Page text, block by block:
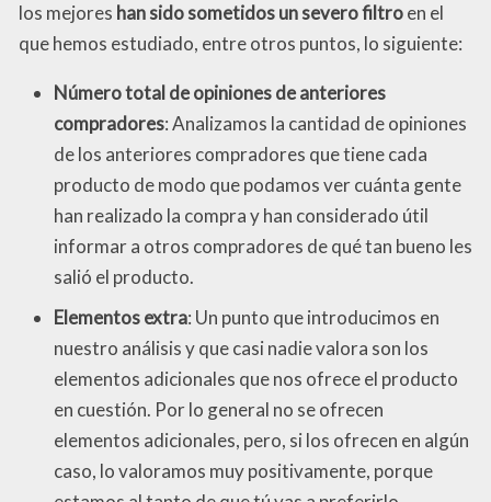
los mejores han sido sometidos un severo filtroen el
que hemos estudiado, entre otros puntos, lo siguiente:
Número total de opiniones de anteriores
compradores: Analizamos la cantidad de opiniones
de los anteriores compradores que tiene cada
producto de modo que podamos ver cuánta gente
han realizado la compra y han considerado útil
informar a otros compradores de qué tan bueno les
salió el producto.
Elementos extra: Un punto que introducimos en
nuestro análisis y que casi nadie valora son los
elementos adicionales que nos ofrece el producto
en cuestión. Por lo general no se ofrecen
elementos adicionales, pero, si los ofrecen en algún
caso, lo valoramos muy positivamente, porque